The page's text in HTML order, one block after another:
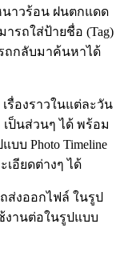
นาวร้อน ฝนตกแดด
รถใส่ป้ายชื่อ (Tag)
ถกลับมาค้นหาได้
รื่องราวในแต่ละวัน
เป็นส่วนๆ ได้ พร้อม
บ Photo Timeline
อียดต่างๆ ได้
ส่งออกไฟล์ ในรูป
งานต่อในรูปแบบ